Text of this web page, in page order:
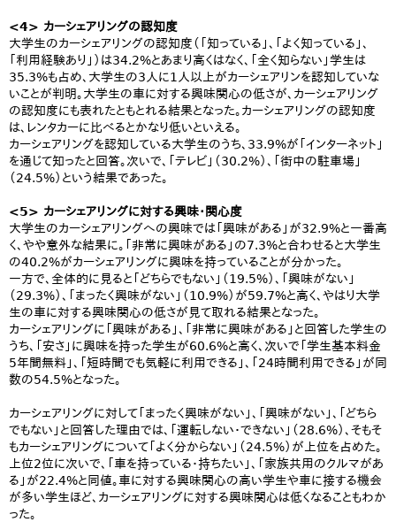
<4> カーシェアリングの認知度
大学生のカーシェアリングの認知度（「知っている」、「よく知っている」、
「利用経験あり」）は34.2%とあまり高くはなく、「全く知らない」学生は
35.3%も占め、大学生の3人に1人以上がカーシェアリンを認知していな
いことが判明。大学生の車に対する興味関心の低さが、カーシェアリング
の認知度にも表れたともとれる結果となった。カーシェアリングの認知度
は、レンタカーに比べるとかなり低いといえる。
カーシェアリングを認知している大学生のうち、33.9%が「インターネット」
を通じて知ったと回答。次いで、「テレビ」（30.2%）、「街中の駐車場」
（24.5%）という結果であった。
<5> カーシェアリングに対する興味・関心度
大学生のカーシェアリングへの興味では「興味がある」が32.9%と一番高
く、やや意外な結果に。「非常に興味がある」の7.3%と合わせると大学生
の40.2%がカーシェアリングに興味を持っていることが分かった。
一方で、全体的に見ると「どちらでもない」（19.5%）、「興味がない」
（29.3%）、「まったく興味がない」（10.9%）が59.7%と高く、やはり大学
生の車に対する興味関心の低さが見て取れる結果となった。
カーシェアリングに「興味がある」、「非常に興味がある」と回答した学生の
うち、「安さ」に興味を持った学生が60.6%と高く、次いで「学生基本料金
5年間無料」、「短時間でも気軽に利用できる」、「24時間利用できる」が同
数の54.5%となった。
カーシェアリングに対して「まったく興味がない」、「興味がない」、「どちら
でもない」と回答した理由では、「運転しない・できない」（28.6%）、そもそ
もカーシェアリングについて「よく分からない」（24.5%）が上位を占めた。
上位2位に次いで、「車を持っている・持ちたい」、「家族共用のクルマがあ
る」が22.4%と同値。車に対する興味関心の高い学生や車に接する機会
が多い学生ほど、カーシェアリングに対する興味関心は低くなることもわか
った。